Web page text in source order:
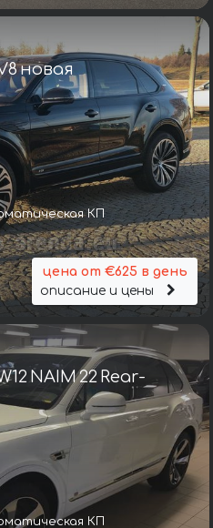
новая
КП
цена от €625 в день
описание и цены
NAIM 22 Rear-
КП